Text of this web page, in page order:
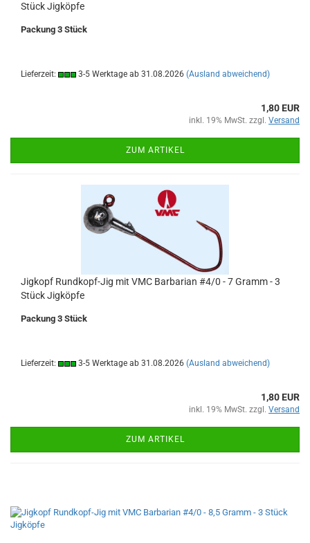
Stück Jigköpfe
Packung 3 Stück
Lieferzeit: 3-5 Werktage ab 31.08.2026 (Ausland abweichend)
1,80 EUR
inkl. 19% MwSt. zzgl. Versand
ZUM ARTIKEL
Jigkopf Rundkopf-Jig mit VMC Barbarian #4/0 - 7 Gramm - 3
Stück Jigköpfe
Packung 3 Stück
Lieferzeit: 3-5 Werktage ab 31.08.2026 (Ausland abweichend)
1,80 EUR
inkl. 19% MwSt. zzgl. Versand
ZUM ARTIKEL